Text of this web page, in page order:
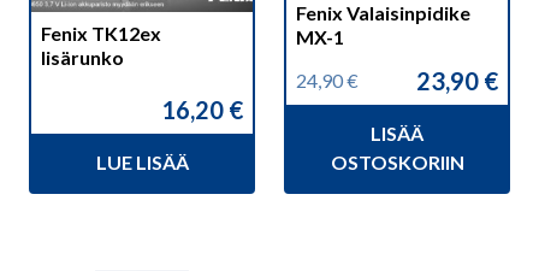
Fenix TK12ex
lisärunko
16,20 €
LUE LISÄÄ
Fenix Valaisinpidike
MX-1
24,90€
Alkuperäinen
24,90 €.
23,90 €
Nykyinen
23,90 €.
LISÄÄ
OSTOSKORIIN